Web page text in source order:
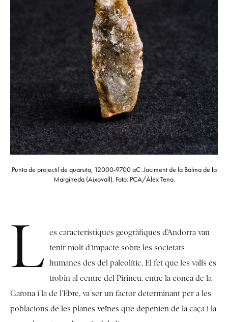
Punta de projectil de quarsita, 12000-9700 aC. Jaciment de la Balma de la
Margineda (Aixovall). Foto: PCA/Àlex Tena.
L es característiques geogràfiques d’Andorra van
tenir molt d’impacte sobre les societats
humanes des del paleolític. El fet que les valls es
trobin al centre del Pirineu, entre la conca de la
Garona i la de l’Ebre, va ser un factor determinant per a les
poblacions de les planes veïnes que depenien de la caça i la